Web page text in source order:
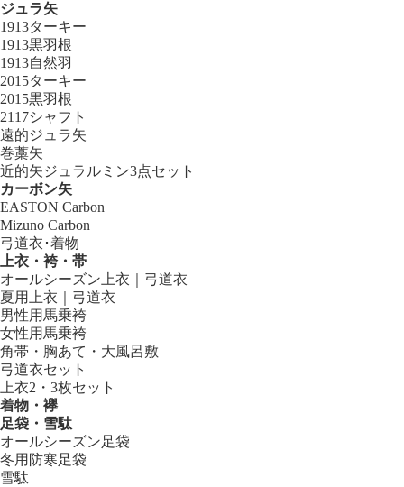
ジュラ矢
1913ターキー
1913黒羽根
1913自然羽
2015ターキー
2015黒羽根
2117シャフト
遠的ジュラ矢
巻藁矢
近的矢ジュラルミン3点セット
カーボン矢
EASTON Carbon
Mizuno Carbon
弓道衣･着物
上衣・袴・帯
オールシーズン上衣｜弓道衣
夏用上衣｜弓道衣
男性用馬乗袴
女性用馬乗袴
角帯・胸あて・大風呂敷
弓道衣セット
上衣2・3枚セット
着物・襷
足袋・雪駄
オールシーズン足袋
冬用防寒足袋
雪駄